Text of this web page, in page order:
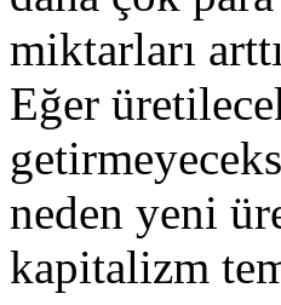
miktarları
Eğer
neden yeni
kapitalizm